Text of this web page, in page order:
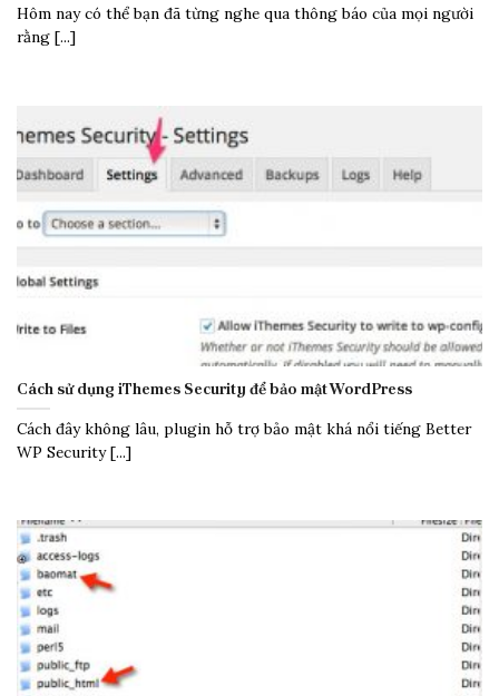
Hôm nay có thể bạn đã từng nghe qua thông báo của mọi người
rằng [...]
Cách sử dụng iThemes Security để bảo mật WordPress
Cách đây không lâu, plugin hỗ trợ bảo mật khá nổi tiếng Better
WP Security [...]